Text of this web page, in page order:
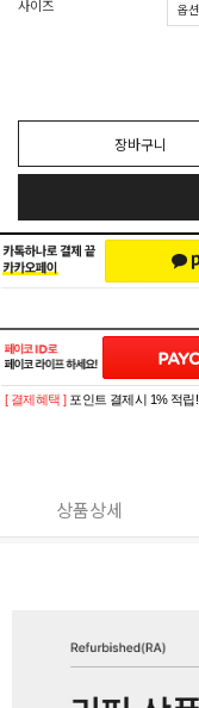
사이즈
장바구니
[ 결제혜택 ] 포인트 결제시 1% 적립!
상품상세